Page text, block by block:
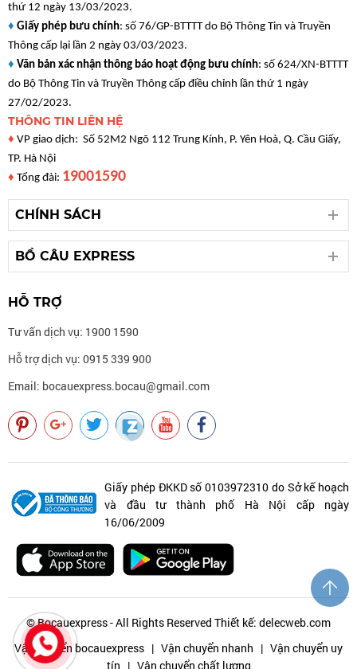
thứ 12 ngày 13/03/2023.
♦ Giấy phép bưu chính: số 76/GP-BTTTT do Bộ Thông Tin và Truyền
Thông cấp lại lần 2 ngày 03/03/2023.
♦ Văn bản xác nhận thông báo hoạt động bưu chính: số 624/XN-BTTTT
do Bộ Thông Tin và Truyền Thông cấp điều chỉnh lần thứ 1 ngày
27/02/2023.
THÔNG TIN LIÊN HỆ
♦ VP giao dịch: Số 52M2 Ngõ 112 Trung Kính, P. Yên Hoà, Q. Cầu Giấy,
TP. Hà Nội
♦ Tổng đài: 19001590
CHÍNH SÁCH
BỒ CÂU EXPRESS
HỖ TRỢ
Tư vấn dịch vụ: 1900 1590
Hỗ trợ dịch vụ: 0915 339 900
Email: bocauexpress.bocau@gmail.com
Giấy phép ĐKKD số 0103972310 do Sở kế hoạch
và đầu tư thành phố Hà Nội cấp ngày
16/06/2009
© Bocauexpress - All Rights Reserved Thiết kế: delecweb.com
Vận chuyển bocauexpress | Vận chuyển nhanh | Vận chuyển uy
tín | Vận chuyển chất lượng